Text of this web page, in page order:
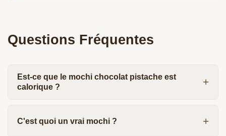
Questions Fréquentes
Est-ce que le mochi chocolat pistache est
calorique ?
C'est quoi un vrai mochi ?